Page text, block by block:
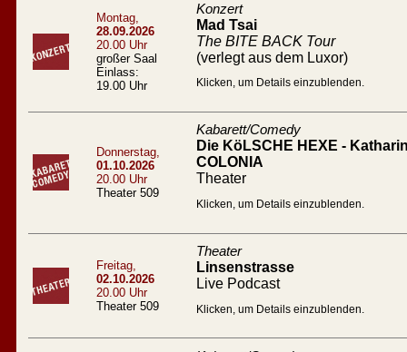
Montag,
28.09.2026
20.00 Uhr
großer Saal
Einlass:
19.00 Uhr
Konzert
Mad Tsai
The BITE BACK Tour
(verlegt aus dem Luxor)
Klicken, um Details einzublenden.
Donnerstag,
01.10.2026
20.00 Uhr
Theater 509
Kabarett/Comedy
Die KöLSCHE HEXE -
COLONIA
Theater
Klicken, um Details einzublenden.
Freitag,
02.10.2026
20.00 Uhr
Theater 509
Theater
Linsenstrasse
Live Podcast
Klicken, um Details einzublenden.